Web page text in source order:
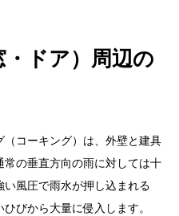
ドア）周辺の
コーキング）は、外壁と建具
の垂直方向の雨に対しては十
風圧で雨水が押し込まれる
びから大量に侵入します。